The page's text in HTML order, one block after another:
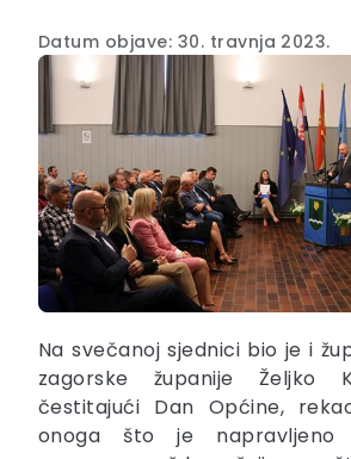
Datum objave: 30. travnja 2023.
Na svečanoj sjednici bio je i
zagorske županije Željko
čestitajući Dan Općine,
onoga što je napravljeno